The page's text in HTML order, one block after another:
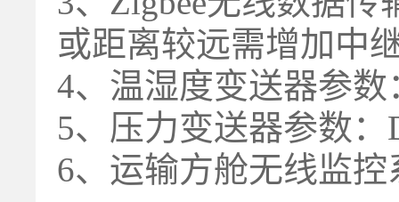
或距离较远需增加中
4、温湿度变送器参
5、压力变送器参数：
6、运输方舱无线监